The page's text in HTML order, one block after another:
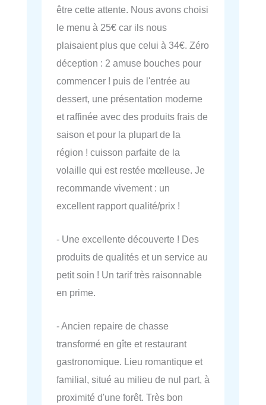
être cette attente. Nous avons choisi
le menu à 25€ car ils nous
plaisaient plus que celui à 34€. Zéro
déception : 2 amuse bouches pour
commencer ! puis de l'entrée au
dessert, une présentation moderne
et raffinée avec des produits frais de
saison et pour la plupart de la
région ! cuisson parfaite de la
volaille qui est restée mœlleuse. Je
recommande vivement : un
excellent rapport qualité/prix !
- Une excellente découverte ! Des
produits de qualités et un service au
petit soin ! Un tarif très raisonnable
en prime.
- Ancien repaire de chasse
transformé en gîte et restaurant
gastronomique. Lieu romantique et
familial, situé au milieu de nul part, à
proximité d'une forêt. Très bon